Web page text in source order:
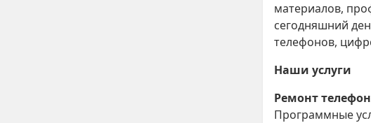
материалов,
сегодняшний
телефонов,
Наши услуги
Ремонт
Программные